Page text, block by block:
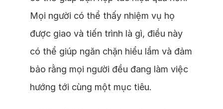
Mọi người có thể thấy nhiệm vụ họ
được giao và tiến trình là gì, điều này
có thể giúp ngăn chặn hiểu lầm và đảm
bảo rằng mọi người đều đang làm việc
hướng tới cùng một mục tiêu.